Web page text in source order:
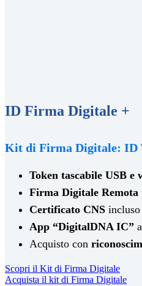
ID Firma Digitale +
Kit di Firma Digitale: ID
Token tascabile USB e
Firma Digitale Remota
Certificato CNS
App “DigitalDNA IC”
Acquisto con
Scopri il Kit di Firma Digitale
Acquista il kit di Firma Digitale